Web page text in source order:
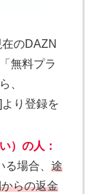
のDAZN
無料プラ
、
り登録を
）の人：
る場合、途
らの返金